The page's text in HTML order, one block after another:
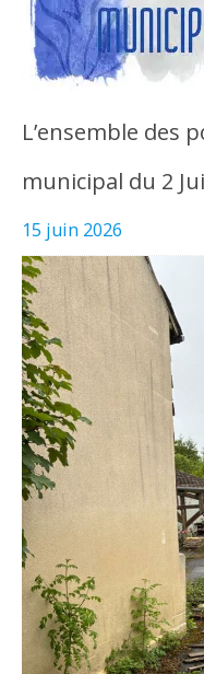
L’ensemble des
municipal du 2
15 juin 2026